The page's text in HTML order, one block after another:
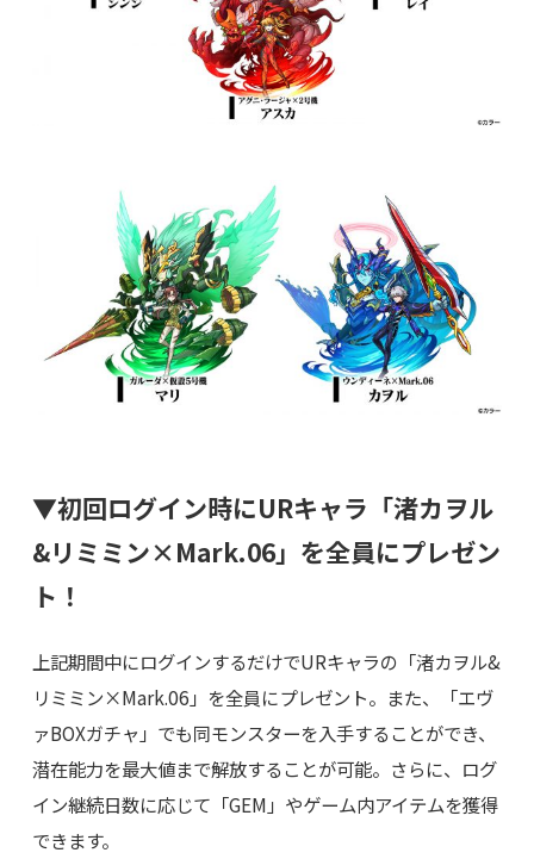
▼初回ログイン時にURキャラ「渚カヲル
&リミミン×Mark.06」を全員にプレゼン
ト！
上記期間中にログインするだけでURキャラの「渚カヲル&
リミミン×Mark.06」を全員にプレゼント。また、「エヴ
ァBOXガチャ」でも同モンスターを入手することができ、
潜在能力を最大値まで解放することが可能。さらに、ログ
イン継続日数に応じて「GEM」やゲーム内アイテムを獲得
できます。